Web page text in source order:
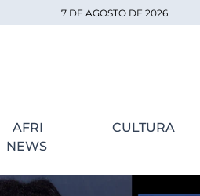
7 DE AGOSTO DE 2026
AFRI
NEWS
CULTURA